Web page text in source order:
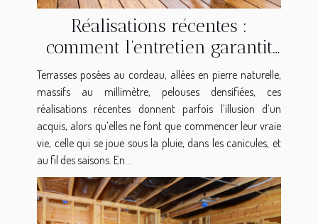
Réalisations récentes :
comment l’entretien garantit
leur éclat dans le temps
Terrasses posées au cordeau, allées en pierre naturelle,
massifs au millimètre, pelouses densifiées, ces
réalisations récentes donnent parfois l’illusion d’un
acquis, alors qu’elles ne font que commencer leur vraie
vie, celle qui se joue sous la pluie, dans les canicules, et
au fil des saisons. En...